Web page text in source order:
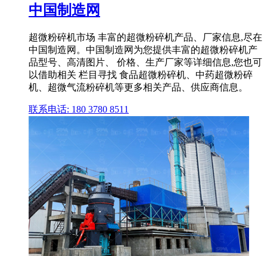
中国制造网
超微粉碎机市场 丰富的超微粉碎机产品、厂家信息,尽在
中国制造网。中国制造网为您提供丰富的超微粉碎机产
品型号、高清图片、 价格、生产厂家等详细信息,您也可
以借助相关 栏目寻找 食品超微粉碎机、中药超微粉碎
机、超微气流粉碎机等更多相关产品、供应商信息。
联系电话: 180 3780 8511